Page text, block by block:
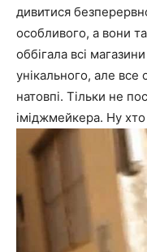
дивитися
особливого, а вони
оббігала всі
унікального, але
натовпі. Тільки не
іміджмейкера. Ну